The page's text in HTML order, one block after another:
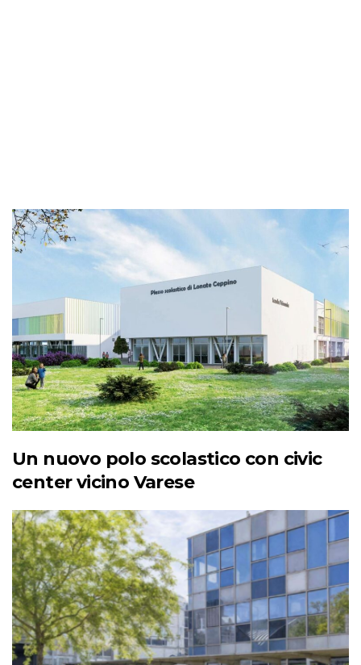
Un nuovo polo scolastico con civic
center vicino Varese